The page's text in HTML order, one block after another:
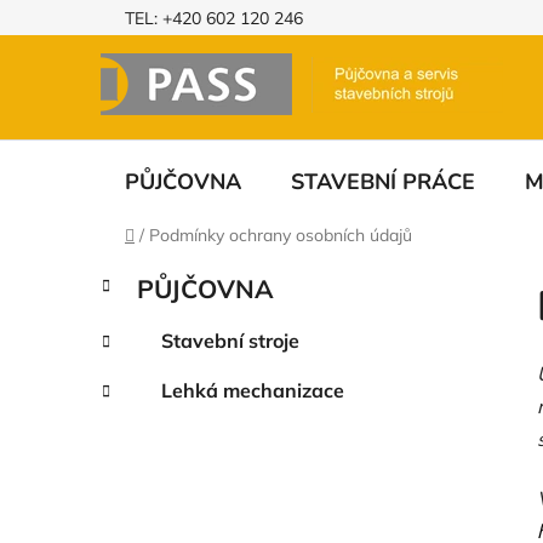
na
TEL: +420 602 120 246
PŮJČOVNA STAVEBNÍ PRÁCE
Domů
/ Podmínky ochrany osobních údajů
P
s
r
Přeskočit
kategorie
K
a
e
g
o
PŮJČOVNA
Stavební stroje
Lehká mechanizace